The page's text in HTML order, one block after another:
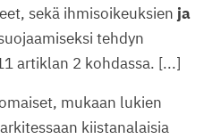
sekä ihmisoikeuksien ja
tehdyn
artiklan 2 kohdassa. [...]
mukaan lukien
kiistanalaisia